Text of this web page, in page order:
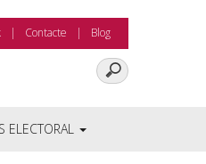
Contacte Blog
ELECTORAL